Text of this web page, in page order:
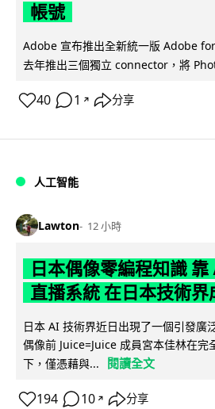
帳號
Adobe 宣布推出全新統一版 Adobe
去年推出三個獨立 connector，將
40 1 ↗ 分享
人工智能
Lawton 12 小時
日本偶像零編程知識 靠
直播系統 在日本技術界
日本 AI 技術界近日出現了一個引發廣
偶像前 Juice=Juice 成員宮本佳林在完
下，僅憑藉與...
閱讀全文
194 10 ↗ 分享